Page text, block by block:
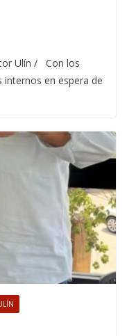
Ulín / Con los
en espera de